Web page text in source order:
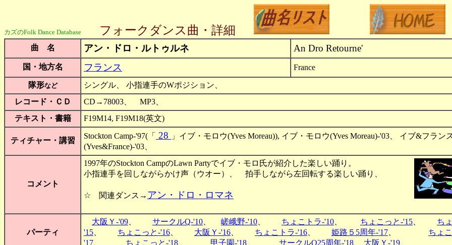
カズのFolk Dance Database フォークダンス曲・詳細
曲 名 アン・ドロ・ルトゥルネ An Dro Retourne'
国・地方名 フランス France
隊形など
シングル、 小指連手のWポジション、
レコード・ＣＤ
CD→78003、 MP3、
テキスト・書籍
F19M14, F19M18(英文)
ティチャー・講習
Stockton Camp-'97(「 28
」イブ・モロウ(Yves Moreau)), イブ・モロウ(Yves Moreau)-'03、 イブ&フラン
(Yves&France)-'03、
コメント
1997年のStockton CampのLawn Partyでイブ・モロ氏が紹介した楽しい踊り。
小指連手を回しながらかけ声（ウオー）、 拍手しながら左回転する楽しい踊り、
☆ 関連ダンス→ アン・ドロ・ロマネ
パーティ
大阪Ｙ-'09 サークルQ-'10 嵯峨野-'10 ちょこトラ-'10 ちょこっと-'15
ち
'15
ちょこっと-'16 大阪Ｙ-'16 ちょこトラ-'16 姫路５5周年-'17
ちょ
'17
ちょこっと-'18 甲子園-'18 サークルQ25周年-'18 大阪Ｙ-'19